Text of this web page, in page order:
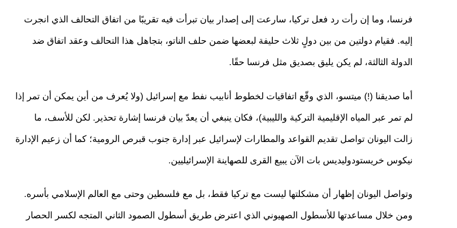
فرنسا، وما إن رأت رد فعل تركيا، سارعت إلى إصدار بيان تبرأت فيه تقريبًا من اتفاق التحالف الذي انجرت
إليه. فقيام دولتين من بين دولٍ ثلاث حليفة لبعضها ضمن حلف الناتو، بتجاهل هذا التحالف وعقد اتفاق ضد
الدولة الثالثة، لم يكن يليق بصديق مثل فرنسا حقًا.
أما صديقنا (!) ميتسو، الذي وقّع اتفاقيات لخطوط أنابيب نفط مع إسرائيل (ولا يُعرف من أين يمكن أن تمر إذا
لم تمر عبر المياه الإقليمية التركية والليبية)، فكان ينبغي أن يعدّ بيان فرنسا إشارة تحذير. لكن للأسف، ما
زالت اليونان تواصل تقديم القواعد والمطارات لإسرائيل عبر إدارة جنوب قبرص الرومية؛ كما أن زعيم الإدارة
نيكوس خريستودوليديس بات الآن يبيع القرى للصهاينة الإسرائيليين.
وتواصل اليونان إظهار أن مشكلتها ليست مع تركيا فقط، بل مع فلسطين وحتى مع العالم الإسلامي بأسره.
ومن خلال مساعدتها للأسطول الصهيوني الذي اعترض طريق أسطول الصمود الثاني المتجه لكسر الحصار